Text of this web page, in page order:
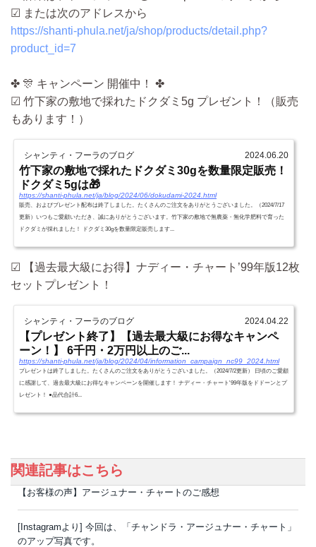
☑ または次のアドレスから
https://shanti-phula.net/ja/shop/products/detail.php?
product_id=7
✤ 🎊 キャンペーン 開催中！ ✤
☑ 竹下家の敷地で採れたドクダミ5g プレゼント！（販売
もあります！）
シャンティ・フーラのブログ 2024.06.20
竹下家の敷地で採れたドクダミ30gを数量限定販売！
ドクダミ5gは🎁
https://shanti-phula.net/ja/blog/2024/06/dokudami-2024.html
販売、およびプレゼント配布は終了しました。たくさんのご注文をありがとうございました。（2024/7/17
更新）いつもご愛顧いただき、誠にありがとうございます。竹下家の敷地で無農薬・無化学肥料で育った
ドクダミが採れました！ ドクダミ30gを数量限定販売します...
☑ 【過去最大級にお得】ナディー・チャート’99年版12枚
セットプレゼント！
シャンティ・フーラのブログ 2024.04.22
【プレゼント終了】【過去最大級にお得なキャンペ
ーン！】 6千円・2万円以上のご...
https://shanti-phula.net/ja/blog/2024/04/information_campaign_nc99_2024.html
プレゼントは終了しました。たくさんのご注文をありがとうございました。（2024/7/2更新） 日頃のご愛顧
に感謝して、過去最大級にお得なキャンペーンを開催します！ ナディー・チャート'99年版をドドーンとプ
レゼント！ ●品代合計6...
関連記事はこちら
【お客様の声】アージュナー・チャートのご感想
[Instagramより] 今回は、「チャンドラ・アージュナー・チャート」
のアップ写真です。